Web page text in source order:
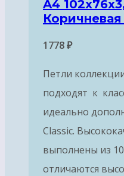
A4
1778₽
Петли
подходят к
идеально
Classic.
выполнены из
отличаются